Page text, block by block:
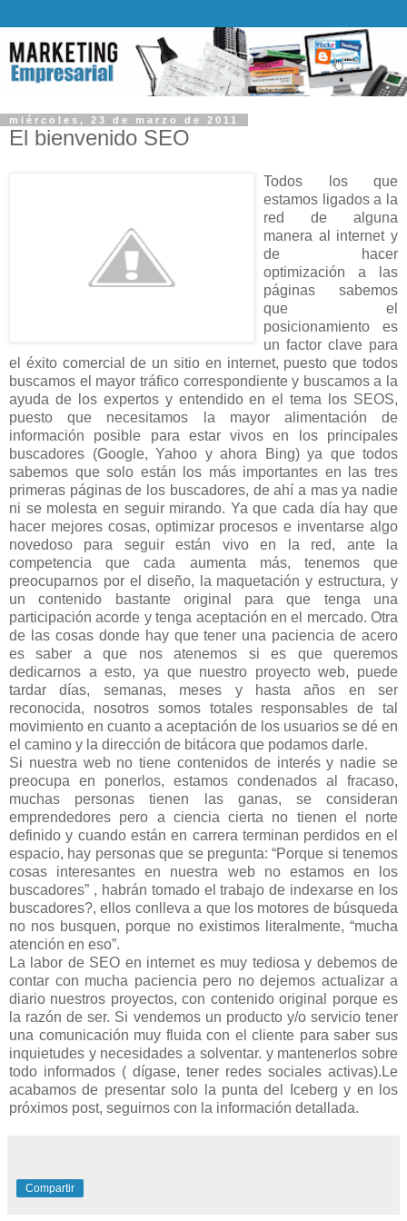
miércoles, 23 de marzo de 2011
El bienvenido SEO
Todos los que
estamos ligados a la
red de alguna
manera al internet y
de hacer
optimización a las
páginas sabemos
que el
posicionamiento es
un factor clave para
el éxito comercial de un sitio en internet, puesto que todos
buscamos el mayor tráfico correspondiente y buscamos a la
ayuda de los expertos y entendido en el tema los SEOS,
puesto que necesitamos la mayor alimentación de
información posible para estar vivos en los principales
buscadores (Google, Yahoo y ahora Bing) ya que todos
sabemos que solo están los más importantes en las tres
primeras páginas de los buscadores, de ahí a mas ya nadie
ni se molesta en seguir mirando. Ya que cada día hay que
hacer mejores cosas, optimizar procesos e inventarse algo
novedoso para seguir están vivo en la red, ante la
competencia que cada aumenta más, tenemos que
preocuparnos por el diseño, la maquetación y estructura, y
un contenido bastante original para que tenga una
participación acorde y tenga aceptación en el mercado. Otra
de las cosas donde hay que tener una paciencia de acero
es saber a que nos atenemos si es que queremos
dedicarnos a esto, ya que nuestro proyecto web, puede
tardar días, semanas, meses y hasta años en ser
reconocida, nosotros somos totales responsables de tal
movimiento en cuanto a aceptación de los usuarios se dé en
el camino y la dirección de bitácora que podamos darle.
Si nuestra web no tiene contenidos de interés y nadie se
preocupa en ponerlos, estamos condenados al fracaso,
muchas personas tienen las ganas, se consideran
emprendedores pero a ciencia cierta no tienen el norte
definido y cuando están en carrera terminan perdidos en el
espacio, hay personas que se pregunta: “Porque si tenemos
cosas interesantes en nuestra web no estamos en los
buscadores” , habrán tomado el trabajo de indexarse en los
buscadores?, ellos conlleva a que los motores de búsqueda
no nos busquen, porque no existimos literalmente, “mucha
atención en eso”.
La labor de SEO en internet es muy tediosa y debemos de
contar con mucha paciencia pero no dejemos actualizar a
diario nuestros proyectos, con contenido original porque es
la razón de ser. Si vendemos un producto y/o servicio tener
una comunicación muy fluida con el cliente para saber sus
inquietudes y necesidades a solventar. y mantenerlos sobre
todo informados ( dígase, tener redes sociales activas).Le
acabamos de presentar solo la punta del Iceberg y en los
próximos post, seguirnos con la información detallada.
Compartir